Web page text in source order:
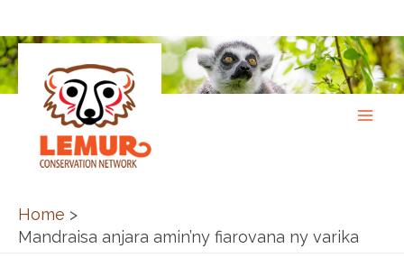
to
content
Home
Mandraisa anjara amin’ny fiarovana ny varika